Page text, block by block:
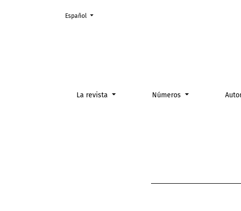
Tramitación de quejas y recursos
La revista Números
Cambiar el idioma. El actual es:
Español